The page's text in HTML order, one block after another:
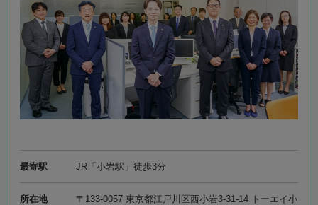
最寄駅 JR「小岩駅」徒歩3分
所在地
〒133-0057 東京都江戸川区西小岩3-31-14 トーエイ小